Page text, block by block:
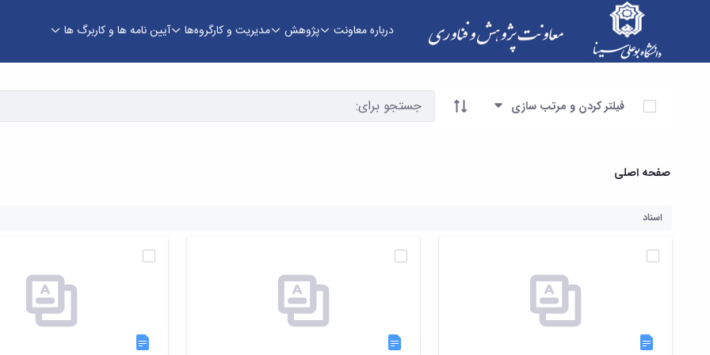
درباره معاونت پژوهش مدیریت و کارگروه‌ها آیین نامه ها و کاربرگ ها
آیتم ها را انتخاب کنید
فیلتر کردن و مرتب سازی
صفحه اصلی
اسناد